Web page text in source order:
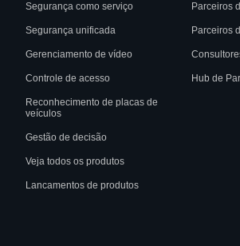
Segurança como serviço
Segurança unificada
Gerenciamento de vídeo
Controle de acesso
Reconhecimento de placas de
veículos
Gestão de decisão
Veja todos os produtos
Lancamentos de produtos
Parceiros
Parceiros
Hub de